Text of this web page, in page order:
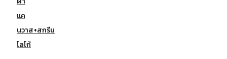
แค
นวาส+สกรีน
โลโก้